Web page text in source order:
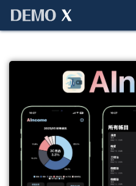
Demo X